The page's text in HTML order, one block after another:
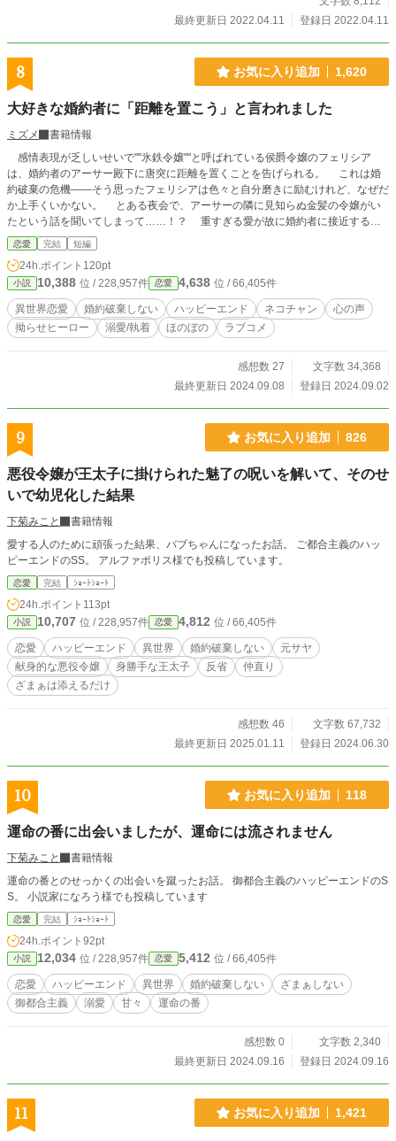
最終更新日 2022.04.11
登録日 2022.04.11
8 お気に入り追加 1,620
大好きな婚約者に「距離を置こう」と言われました
ミズメ
書籍情報
感情表現が乏しいせいで""氷鉄令嬢""と呼ばれている侯爵令嬢のフェリシア
は、婚約者のアーサー殿下に唐突に距離を置くことを告げられる。 これは婚
約破棄の危機――そう思ったフェリシアは色々と自分磨きに励むけれど、なぜだ
か上手くいかない。 とある夜会で、アーサーの隣に見知らぬ金髪の令嬢がい
たという話を聞いてしまって……！？ 重すぎる愛が故に婚約者に接近するこ
とができないアーサーと、なんとしても距離を縮めたいフェリシアの接近禁止の
婚約騒動。 ○カクヨム、小説家になろうさまにも掲載／全部書き終えてます
恋愛 完結 短編
24h.ポイント 120pt
小説 10,388 位 / 228,957件 恋愛 4,638 位 / 66,405件
異世界恋愛 婚約破棄しない ハッピーエンド ネコチャン
心の声
拗らせヒーロー
溺愛/執着 ほのぼの ラブコメ
感想数 27
文字数 34,368
最終更新日 2024.09.08
登録日 2024.09.02
9 お気に入り追加 826
悪役令嬢が王太子に掛けられた魅了の呪いを解いて、そのせ
いで幼児化した結果
下菊みこと
書籍情報
愛する人のために頑張った結果、バブちゃんになったお話。 ご都合主義のハッ
ピーエンドのSS。 アルファポリス様でも投稿しています。
恋愛 完結 ｼｮｰﾄｼｮｰﾄ
24h.ポイント 113pt
小説 10,707 位 / 228,957件 恋愛 4,812 位 / 66,405件
恋愛 ハッピーエンド 異世界 婚約破棄しない
元サヤ
献身的な悪役令嬢
身勝手な王太子 反省
仲直り
ざまぁは添えるだけ
感想数 46
文字数 67,732
最終更新日 2025.01.11
登録日 2024.06.30
10 お気に入り追加 118
運命の番に出会いましたが、運命には流されません
下菊みこと
書籍情報
運命の番とのせっかくの出会いを蹴ったお話。 御都合主義のハッピーエンドのS
S。 小説家になろう様でも投稿しています
恋愛 完結 ｼｮｰﾄｼｮｰﾄ
24h.ポイント 92pt
小説 12,034 位 / 228,957件 恋愛 5,412 位 / 66,405件
恋愛 ハッピーエンド 異世界 婚約破棄しない
ざまぁしない
御都合主義
溺愛 甘々 運命の番
感想数 0
文字数 2,340
最終更新日 2024.09.16
登録日 2024.09.16
11 お気に入り追加 1,421